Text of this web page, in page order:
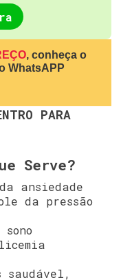
, conheça o
WhatsAPP
PARA
Serve?
ansiedade
da pressão
saudável,